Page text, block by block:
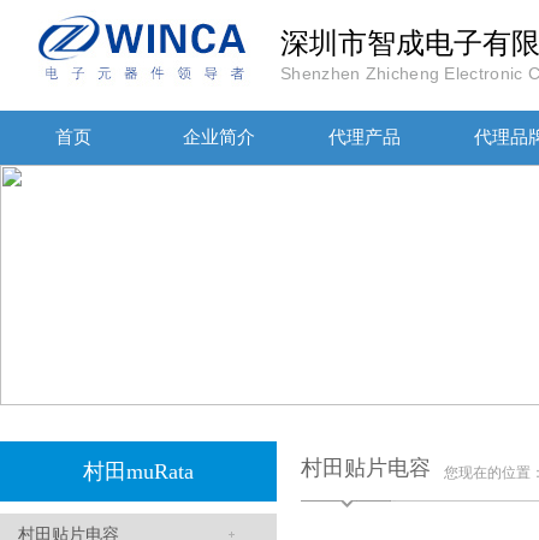
深圳市智成电子有
Shenzhen Zhicheng Electronic
首页 企业简介 代理产品 代理品
村田muRata
村田贴片电容
高压贴片电容2220 2KV X7R 0.01UF封装
村田贴片电容 您现在的位置